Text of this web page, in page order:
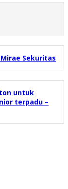
Mirae Sekuritas
untuk
terpadu –